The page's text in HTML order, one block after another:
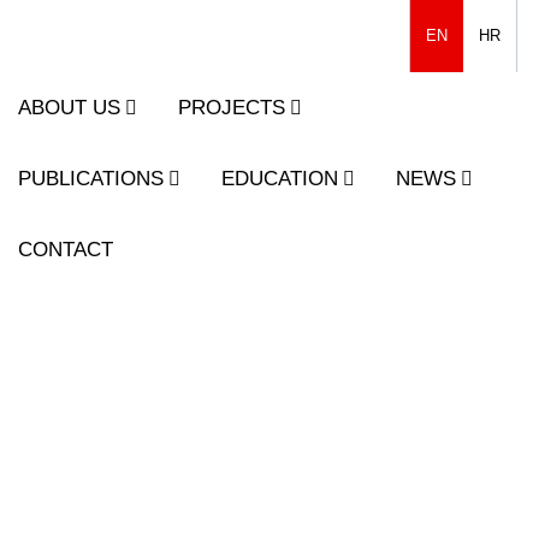
EN HR
ABOUT US PROJECTS
PUBLICATIONS EDUCATION NEWS
CONTACT